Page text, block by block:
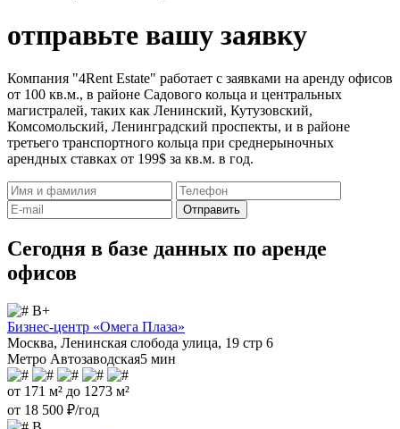
отправьте вашу заявку
Компания "4Rent Estate" работает с заявками на аренду офисов
от 100 кв.м., в районе Садового кольца и центральных
магистралей, таких как Ленинский, Кутузовский,
Комсомольский, Ленинградский проспекты, и в районе
третьего транспортного кольца при среднерыночных
арендных ставках от 199$ за кв.м. в год.
Отправить
Сегодня в базе данных по аренде
офисов
B+
Бизнес-центр «Омега Плаза»
Москва, Ленинская слобода улица, 19 стр 6
Метро Автозаводская5 мин
от 171 м² до 1273 м²
от 18 500 ₽/год